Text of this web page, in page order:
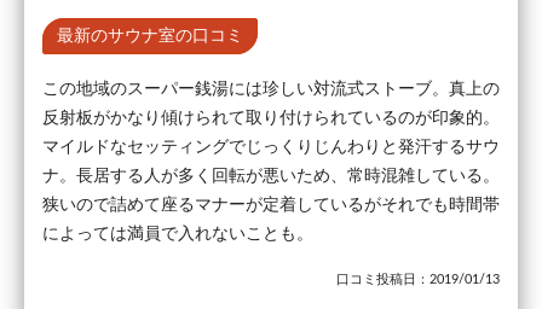
最新のサウナ室の口コミ
この地域のスーパー銭湯には珍しい対流式ストーブ。真上の
反射板がかなり傾けられて取り付けられているのが印象的。
マイルドなセッティングでじっくりじんわりと発汗するサウ
ナ。長居する人が多く回転が悪いため、常時混雑している。
狭いので詰めて座るマナーが定着しているがそれでも時間帯
によっては満員で入れないことも。
口コミ投稿日：2019/01/13